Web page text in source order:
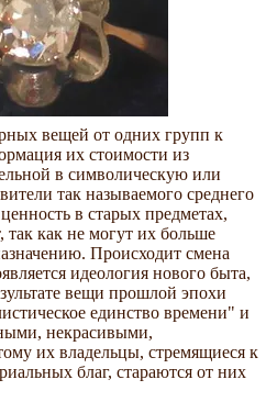
вещей от одних групп к
их стоимости из
в символическую или
так называемого среднего
в старых предметах,
как не могут их больше
Происходит смена
идеология нового быта,
вещи прошлой эпохи
единство времени" и
некрасивыми,
их владельцы, стремящиеся к
благ, стараются от них